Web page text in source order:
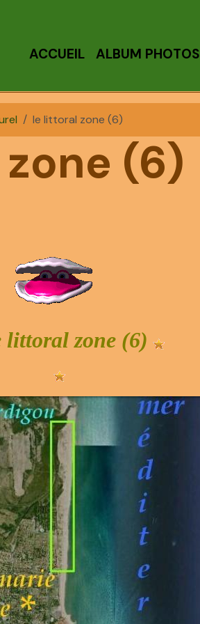
ACCUEIL ALBUM PHOTOS
le littoral zone (6)
(6)
littoral zone (6)